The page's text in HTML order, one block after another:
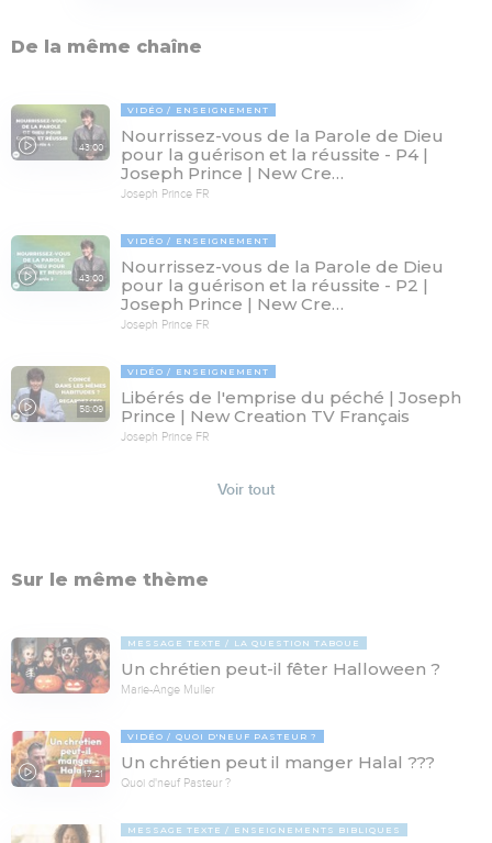
De la même chaîne
43:00
VIDÉO ENSEIGNEMENT
Nourrissez-vous de la Parole de Dieu
pour la guérison et la réussite - P4 |
Joseph Prince | New Cre…
Joseph Prince FR
43:00
VIDÉO ENSEIGNEMENT
Nourrissez-vous de la Parole de Dieu
pour la guérison et la réussite - P2 |
Joseph Prince | New Cre…
Joseph Prince FR
58:09
VIDÉO ENSEIGNEMENT
Libérés de l'emprise du péché | Joseph
Prince | New Creation TV Français
Joseph Prince FR
Voir tout
Sur le même thème
MESSAGE TEXTE LA QUESTION TABOUE
Un chrétien peut-il fêter Halloween ?
Marie-Ange Muller
17:21
VIDÉO QUOI D'NEUF PASTEUR ?
Un chrétien peut il manger Halal ???
Quoi d'neuf Pasteur ?
MESSAGE TEXTE ENSEIGNEMENTS BIBLIQUES